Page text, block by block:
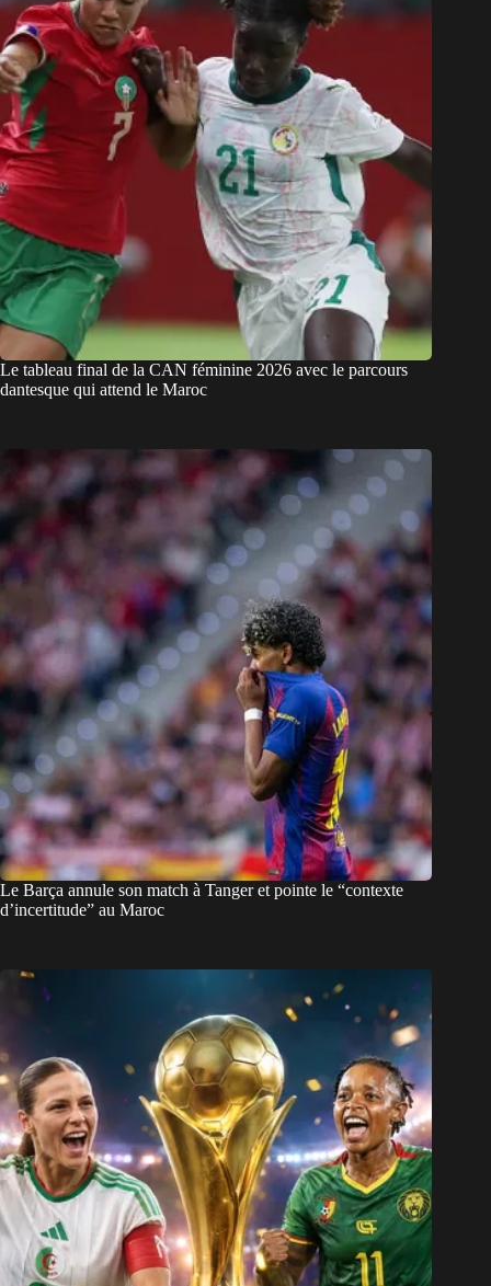
Le tableau final de la CAN féminine 2026 avec le parcours
dantesque qui attend le Maroc
Le Barça annule son match à Tanger et pointe le “contexte
d’incertitude” au Maroc